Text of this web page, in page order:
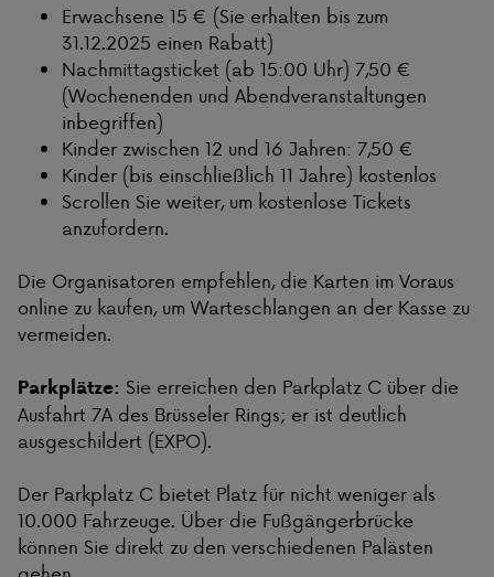
Erwachsene 15 € (Sie erhalten bis zum
31.12.2025 einen Rabatt)
Nachmittagsticket (ab 15:00 Uhr) 7,50 €
(Wochenenden und Abendveranstaltungen
inbegriffen)
Kinder zwischen 12 und 16 Jahren: 7,50 €
Kinder (bis einschließlich 11 Jahre) kostenlos
Scrollen Sie weiter, um kostenlose Tickets
anzufordern.
Die Organisatoren empfehlen, die Karten im Voraus
online zu kaufen, um Warteschlangen an der Kasse zu
vermeiden.
Parkplätze: Sie erreichen den Parkplatz C über die
Ausfahrt 7A des Brüsseler Rings; er ist deutlich
ausgeschildert (EXPO).
Der Parkplatz C bietet Platz für nicht weniger als
10.000 Fahrzeuge. Über die Fußgängerbrücke
können Sie direkt zu den verschiedenen Palästen